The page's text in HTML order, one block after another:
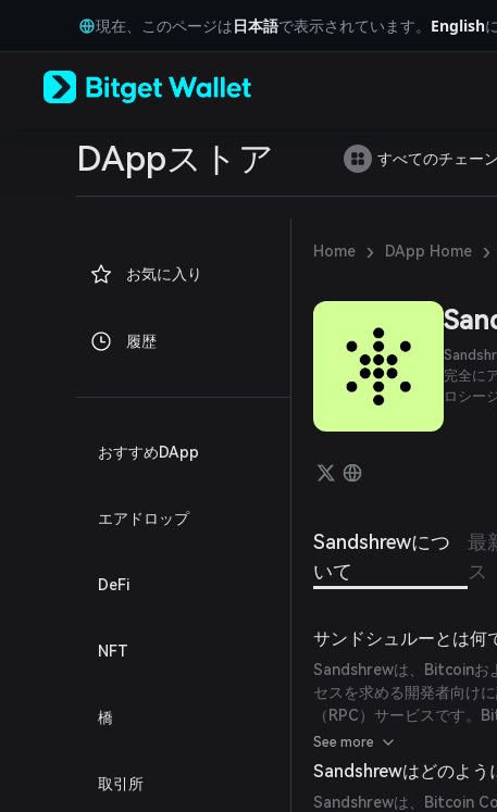
Tiếng Việt
Русский
Español (Latinoamérica)
Português (Portugal)
Bahasa Indonesia
Español (Argentina)
現在、このページは日本語で表示されています。 English
DAppストア すべてのチェーン
お気に入り
履歴
おすすめDApp
エアドロップ
DeFi
NFT
橋
取引所
Home › DApp Home ›
完全に
ロシー
Sandshrewにつ
いて
最
ス
サンドシュルーとは何
Sandshrewは、Bitcoinお
セスを求める開発者向け
（RPC）サービスです。
めの強固なインフラを提供
See more
Sandshrewはどのよう
Sandshrewは、Bitcoin